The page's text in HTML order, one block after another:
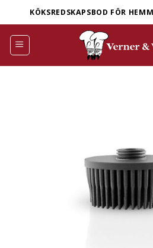
to
content
KÖKSREDSKAPSBOD FÖR